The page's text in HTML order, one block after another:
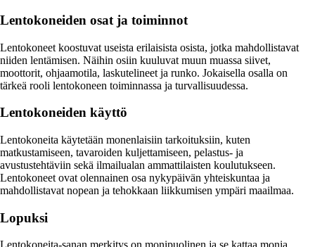
Lentokoneiden osat ja toiminnot
Lentokoneet koostuvat useista erilaisista osista, jotka mahdollistavat
niiden lentämisen. Näihin osiin kuuluvat muun muassa siivet,
moottorit, ohjaamotila, laskutelineet ja runko. Jokaisella osalla on
tärkeä rooli lentokoneen toiminnassa ja turvallisuudessa.
Lentokoneiden käyttö
Lentokoneita käytetään monenlaisiin tarkoituksiin, kuten
matkustamiseen, tavaroiden kuljettamiseen, pelastus- ja
avustustehtäviin sekä ilmailualan ammattilaisten koulutukseen.
Lentokoneet ovat olennainen osa nykypäivän yhteiskuntaa ja
mahdollistavat nopean ja tehokkaan liikkumisen ympäri maailmaa.
Lopuksi